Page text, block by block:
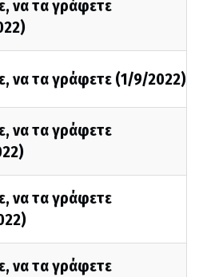
να τα γράφετε
να τα γράφετε (1/9/2022)
να τα γράφετε
να τα γράφετε
να τα γράφετε